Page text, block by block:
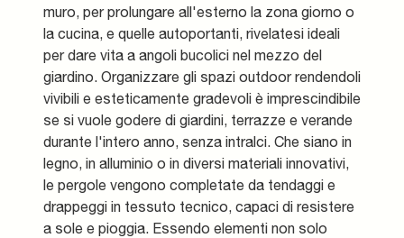
muro, per prolungare all'esterno la zona giorno o
la cucina, e quelle autoportanti, rivelatesi ideali
per dare vita a angoli bucolici nel mezzo del
giardino. Organizzare gli spazi outdoor rendendoli
vivibili e esteticamente gradevoli è imprescindibile
se si vuole godere di giardini, terrazze e verande
durante l'intero anno, senza intralci. Che siano in
legno, in alluminio o in diversi materiali innovativi,
le pergole vengono completate da tendaggi e
drappeggi in tessuto tecnico, capaci di resistere
a sole e pioggia. Essendo elementi non solo